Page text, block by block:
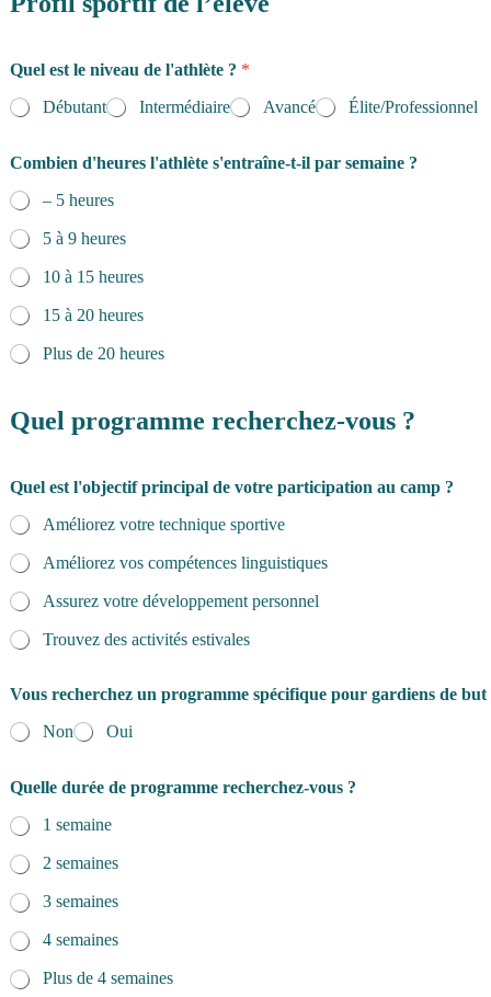
Quel est le niveau de l'athlète ? *
Débutant
Intermédiaire Avancé Élite/Professionnel
Combien d'heures l'athlète s'entraîne-t-il par semaine ?
– 5 heures
5 à 9 heures
10 à 15 heures
15 à 20 heures
Plus de 20 heures
Quel programme recherchez-vous ?
Quel est l'objectif principal de votre participation au camp ?
Améliorez votre technique sportive
Améliorez vos compétences linguistiques
Assurez votre développement personnel
Trouvez des activités estivales
Vous recherchez un programme spécifique pour gardiens de but
Non
Oui
Quelle durée de programme recherchez-vous ?
1 semaine
2 semaines
3 semaines
4 semaines
Plus de 4 semaines